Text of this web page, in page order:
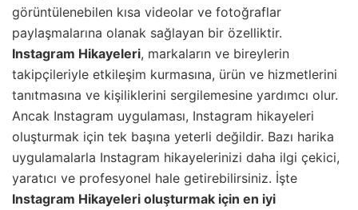
görüntülenebilen kısa videolar ve fotoğraflar
paylaşmalarına olanak sağlayan bir özelliktir.
Instagram Hikayeleri, markaların ve bireylerin
takipçileriyle etkileşim kurmasına, ürün ve hizmetlerini
tanıtmasına ve kişiliklerini sergilemesine yardımcı olur.
Ancak Instagram uygulaması, Instagram hikayeleri
oluşturmak için tek başına yeterli değildir. Bazı harika
uygulamalarla Instagram hikayelerinizi daha ilgi çekici,
yaratıcı ve profesyonel hale getirebilirsiniz. İşte
Instagram Hikayeleri oluşturmak için en iyi